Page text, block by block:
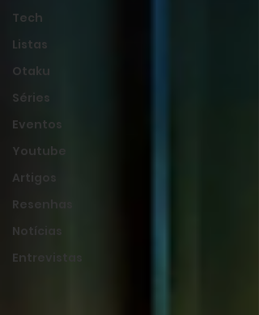
Tech
Listas
Otaku
Séries
Eventos
Youtube
Artigos
Resenhas
Notícias
Entrevistas